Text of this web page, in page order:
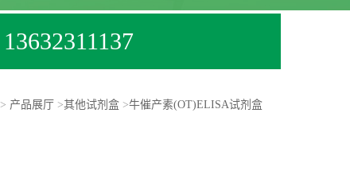
13632311137
> 产品展厅 >其他试剂盒>牛催产素(OT)ELISA试剂盒